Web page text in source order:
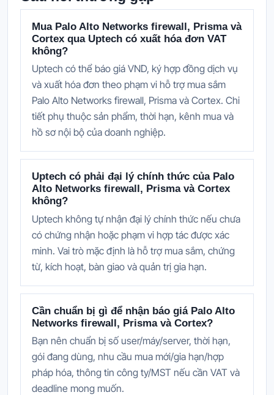
Mua Palo Alto Networks firewall, Prisma và
Cortex qua Uptech có xuất hóa đơn VAT
không?
Uptech có thể báo giá VND, ký hợp đồng dịch vụ
và xuất hóa đơn theo phạm vi hỗ trợ mua sắm
Palo Alto Networks firewall, Prisma và Cortex. Chi
tiết phụ thuộc sản phẩm, thời hạn, kênh mua và
hồ sơ nội bộ của doanh nghiệp.
Uptech có phải đại lý chính thức của Palo
Alto Networks firewall, Prisma và Cortex
không?
Uptech không tự nhận đại lý chính thức nếu chưa
có chứng nhận hoặc phạm vi hợp tác được xác
minh. Vai trò mặc định là hỗ trợ mua sắm, chứng
từ, kích hoạt, bàn giao và quản trị gia hạn.
Cần chuẩn bị gì để nhận báo giá Palo Alto
Networks firewall, Prisma và Cortex?
Bạn nên chuẩn bị số user/máy/server, thời hạn,
gói đang dùng, nhu cầu mua mới/gia hạn/hợp
pháp hóa, thông tin công ty/MST nếu cần VAT và
deadline mong muốn.